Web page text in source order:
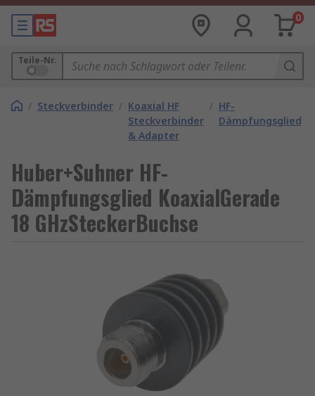
0
Teile-Nr.
/ Steckverbinder / Koaxial HF
Steckverbinder
& Adapter
/ HF-
Dämpfungsglieder
Huber+Suhner HF-
Dämpfungsglied KoaxialGerade
18 GHzSteckerBuchse